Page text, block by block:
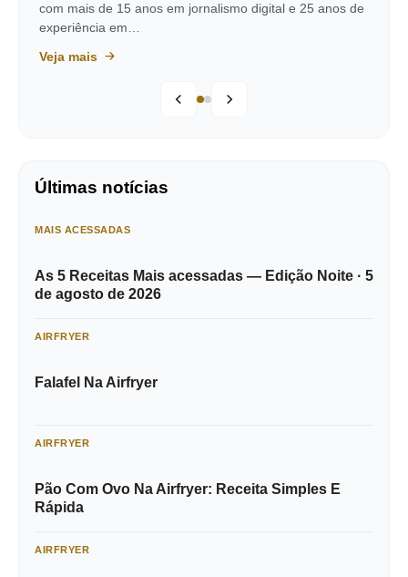
com mais de 15 anos em jornalismo digital e 25 anos de
experiência em…
Veja mais
Últimas notícias
MAIS ACESSADAS
As 5 Receitas Mais acessadas — Edição Noite · 5
de agosto de 2026
AIRFRYER
Falafel Na Airfryer
AIRFRYER
Pão Com Ovo Na Airfryer: Receita Simples E
Rápida
AIRFRYER